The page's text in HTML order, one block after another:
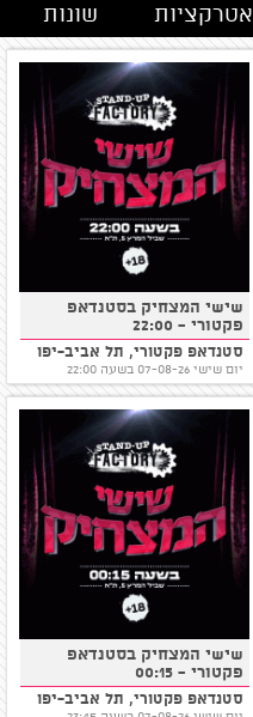
אטרקציות שונות
שישי המצחיק בסטנדאפ
פקטורי - 22:00
סטנדאפ פקטורי, תל אביב-יפו
יום שישי 07-08-26 בשעה 22:00
שישי המצחיק בסטנדאפ
פקטורי - 00:15
סטנדאפ פקטורי, תל אביב-יפו